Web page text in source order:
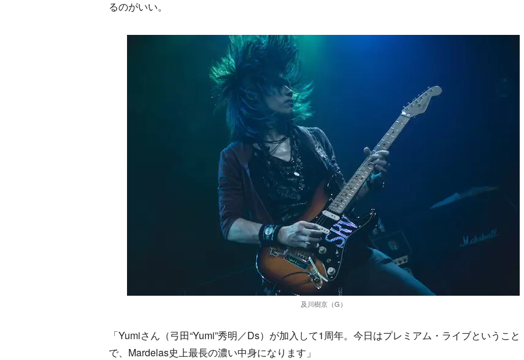
るのがいい。
及川樹京（G）
「Yumiさん（弓田“Yumi”秀明／Ds）が加入して1周年。今日はプレミアム・ライブということ
で、Mardelas史上最長の濃い中身になります」